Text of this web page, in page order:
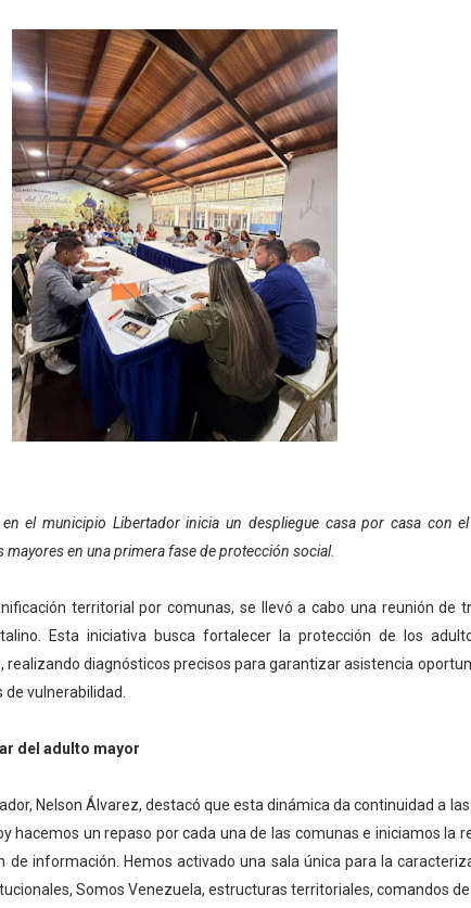
potencian su talento en plan vacacional integral
taller de bordado en punto de cruz
avanza en la transformación del hospital Sor
aprenden sobre gaita de tambora con Fundecem
muestra sus avances en visita del Consejo
de Nutrición celebra Semana Internacional de la
de Mérida fortalece el desarrollo productivo en Rangel
talleres para aspirantes al curso de Emergencia
académica de médicos en proceso de ruralidad
la economía comunal en El Vigía con microcréditos a
plan de bacheo en el sector La Montañita
con éxito el taller vacacional de origami
Iahula celebra la Semana Mundial de la Lactancia
"Venezuela Ríe 2026" brinda recreación y cultura a
en el municipio Libertador inicia un despliegue casa por casa con
mayores en una primera fase de protección social.
territorial por comunas, se llevó a cabo una reunión de
Esta iniciativa busca fortalecer la protección de los
realizando diagnósticos precisos para garantizar asistencia
de vulnerabilidad.
del adulto mayor
Nelson Álvarez, destacó que esta dinámica da continuidad a
hacemos un repaso por cada una de las comunas e iniciamos la
de información. Hemos activado una sala única para la
Somos Venezuela, estructuras territoriales, comandos